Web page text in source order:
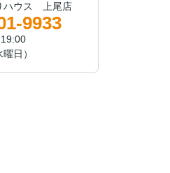
ハウス 上尾店
9933
曜日）